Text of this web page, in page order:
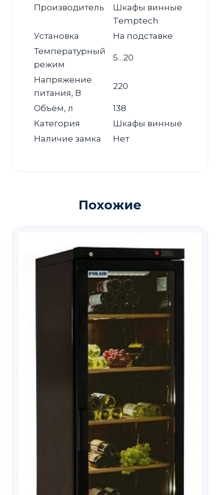
Производитель
Шкафы винные
Temptech
Установка
На подставке
Температурный
режим
5…20
Напряжение
питания, В
220
Объём, л
138
Категория
Шкафы винные
Наличие замка
Нет
Похожие